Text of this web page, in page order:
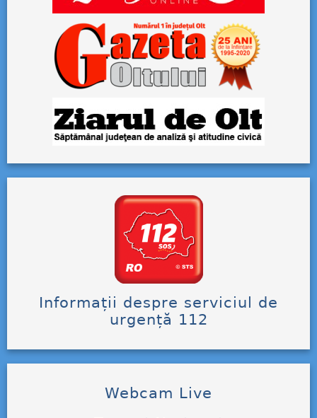
Informații despre serviciul de
urgență 112
Webcam Live